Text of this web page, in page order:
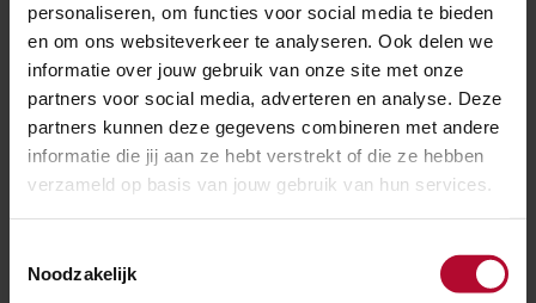
personaliseren, om functies voor social media te bieden
en om ons websiteverkeer te analyseren. Ook delen we
informatie over jouw gebruik van onze site met onze
partners voor social media, adverteren en analyse. Deze
partners kunnen deze gegevens combineren met andere
informatie die jij aan ze hebt verstrekt of die ze hebben
verzameld op basis van jouw gebruik van hun services.
Noodzakelijk